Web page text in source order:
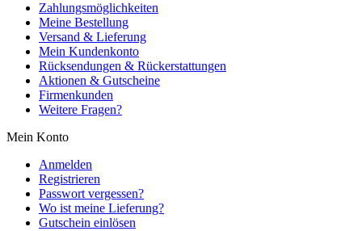
Zahlungsmöglichkeiten
Meine Bestellung
Versand & Lieferung
Mein Kundenkonto
Rücksendungen & Rückerstattungen
Aktionen & Gutscheine
Firmenkunden
Weitere Fragen?
Mein Konto
Anmelden
Registrieren
Passwort vergessen?
Wo ist meine Lieferung?
Gutschein einlösen